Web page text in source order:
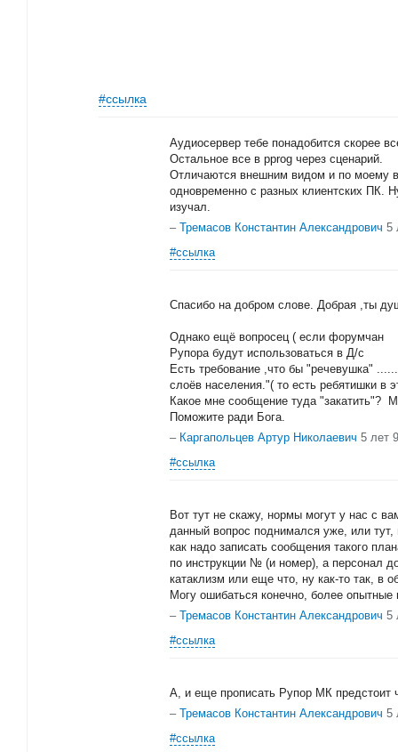
#ссылка
Аудиосервер тебе понадобится скорее
Остальное все в pprog через сценарий.
Отличаются внешним видом и по моему
одновременно с разных клиентских ПК.
изучал.
– Тремасов Константин Александрович 5
#ссылка
Спасибо на добром слове. Добрая ,ты
Однако ещё вопросец ( если форумчан
Рупора будут использоваться в Д/с
Есть требование ,что бы "речевушка"
слоёв населения."( то есть ребятишки в
Какое мне сообщение туда "закатить"?
Поможите ради Бога.
– Каргапольцев Артур Николаевич 5 лет
#ссылка
Вот тут не скажу, нормы могут у нас с
данный вопрос поднимался уже, или
как надо записать сообщения такого
по инструкции № (и номер), а персонал
катаклизм или еще что, ну как-то так, в
Могу ошибаться конечно, более опытные
– Тремасов Константин Александрович 5
#ссылка
А, и еще прописать Рупор МК предстоит
– Тремасов Константин Александрович 5
#ссылка